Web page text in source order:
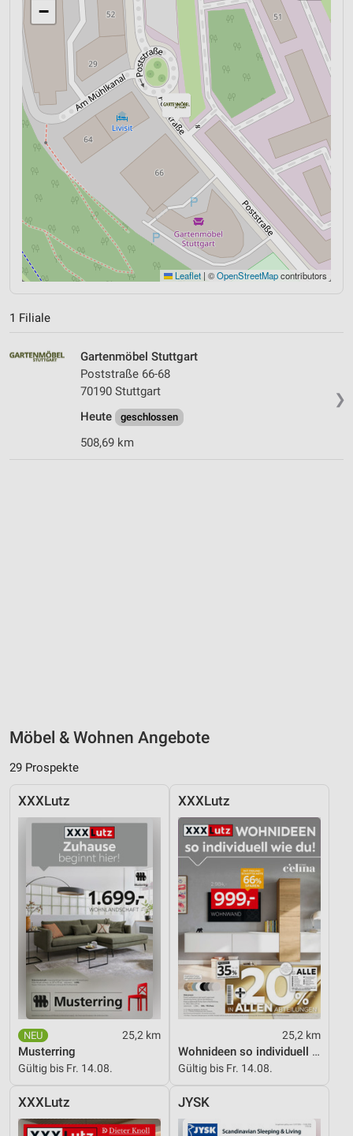
−
Leaflet | ©OpenStreetMapcontributors
1 Filiale
❯
Gartenmöbel Stuttgart
Poststraße 66-68
70190 Stuttgart
Heute
geschlossen
508,69 km
Möbel & Wohnen Angebote
29 Prospekte
XXXLutz
25,2 km
Musterring
Gültig bis Fr. 14.08.
XXXLutz
25,2 km
Wohnideen so individuell wie du!
Gültig bis Fr. 14.08.
XXXLutz JYSK